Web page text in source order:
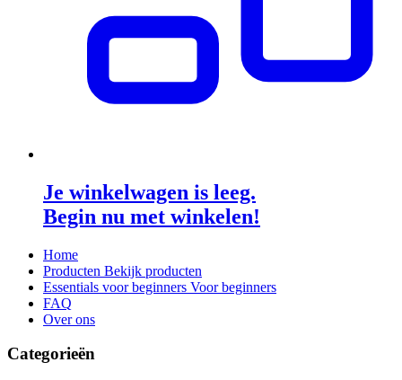
Je winkelwagen is leeg.
Begin nu met winkelen!
Home
Producten Bekijk producten
Essentials voor beginners Voor beginners
FAQ
Over ons
Categorieën